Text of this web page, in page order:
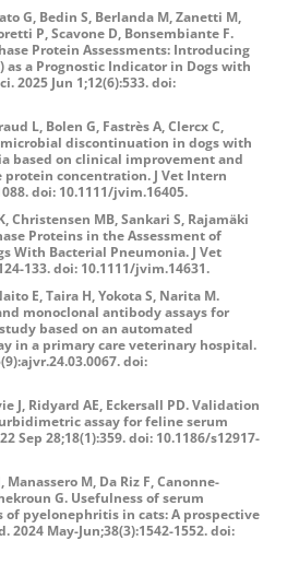
G, Bedin S, Berlanda M, Zanetti M,
P, Scavone D, Bonsembiante F.
Protein Assessments: Introducing
as a Prognostic Indicator in Dogs with
2025 Jun 1;12(6):533. doi:
L, Bolen G, Fastrès A, Clercx C,
discontinuation in dogs with
based on clinical improvement and
concentration. J Vet Intern
doi: 10.1111/jvim.16405.
Christensen MB, Sankari S, Rajamäki
Proteins in the Assessment of
With Bacterial Pneumonia. J Vet
133. doi: 10.1111/jvim.14631.
E, Taira H, Yokota S, Narita M.
monoclonal antibody assays for
based on an automated
in a primary care veterinary hospital.
doi:
J, Ridyard AE, Eckersall PD. Validation
assay for feline serum
Sep 28;18(1):359. doi: 10.1186/s12917-
Manassero M, Da Riz F, Canonne-
G. Usefulness of serum
of pyelonephritis in cats: A prospective
2024 May-Jun;38(3):1542-1552. doi: